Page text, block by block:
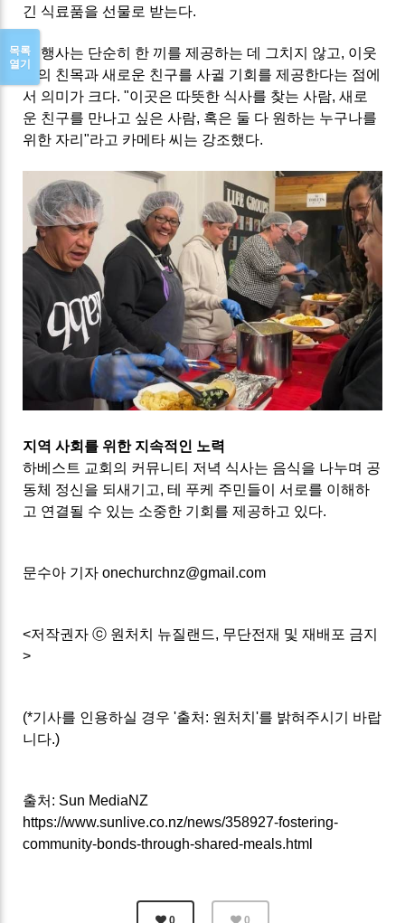
긴 식료품을 선물로 받는다.
이 행사는 단순히 한 끼를 제공하는 데 그치지 않고, 이웃
간의 친목과 새로운 친구를 사귈 기회를 제공한다는 점에
서 의미가 크다. "이곳은 따뜻한 식사를 찾는 사람, 새로
운 친구를 만나고 싶은 사람, 혹은 둘 다 원하는 누구나를
위한 자리"라고 카메타 씨는 강조했다.
지역 사회를 위한 지속적인 노력
하베스트 교회의 커뮤니티 저녁 식사는 음식을 나누며 공
동체 정신을 되새기고, 테 푸케 주민들이 서로를 이해하
고 연결될 수 있는 소중한 기회를 제공하고 있다.
문수아 기자 onechurchnz@gmail.com
<저작권자 ⓒ 원처치 뉴질랜드, 무단전재 및 재배포 금지
>
(*기사를 인용하실 경우 '출처: 원처치'를 밝혀주시기 바랍
니다.)
출처: Sun MediaNZ
https://www.sunlive.co.nz/news/358927-fostering-
community-bonds-through-shared-meals.html
0 0
목록
열기